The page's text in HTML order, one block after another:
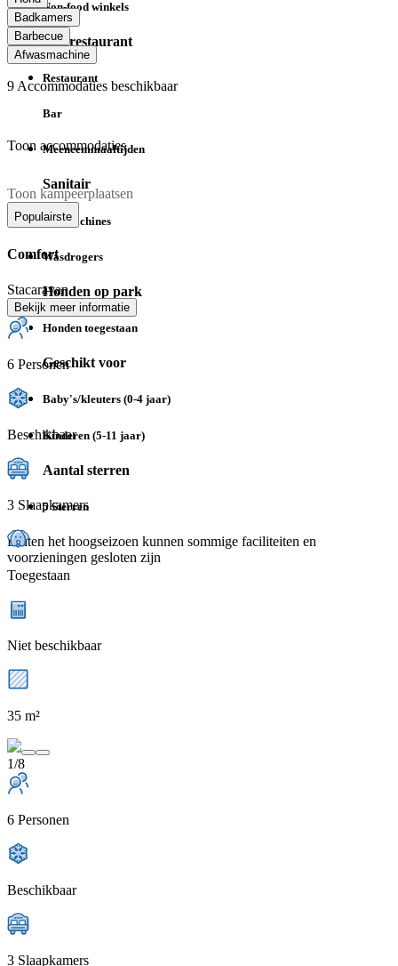
Non-food winkels
Bar/restaurant
Restaurant
Bar
Meeneemmaaltijden
Sanitair
Wasmachines
Wasdrogers
Honden op park
Honden toegestaan
Geschikt voor
Baby's/kleuters (0-4 jaar)
Kinderen (5-11 jaar)
Aantal sterren
5 Sterren
Buiten het hoogseizoen kunnen sommige faciliteiten en
voorzieningen gesloten zijn
Badkamers
Barbecue
Afwasmachine
9 Accommodaties beschikbaar
Toon accommodaties
Toon kampeerplaatsen
Populairste
Comfort
Stacaravan
Bekijk meer informatie
6 Personen
Beschikbaar
3 Slaapkamers
Toegestaan
Niet beschikbaar
35 m²
1/8
6 Personen
Beschikbaar
3 Slaapkamers